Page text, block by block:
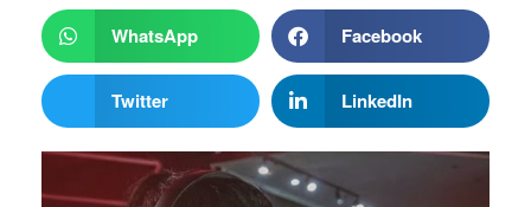
WhatsApp Facebook
Twitter LinkedIn